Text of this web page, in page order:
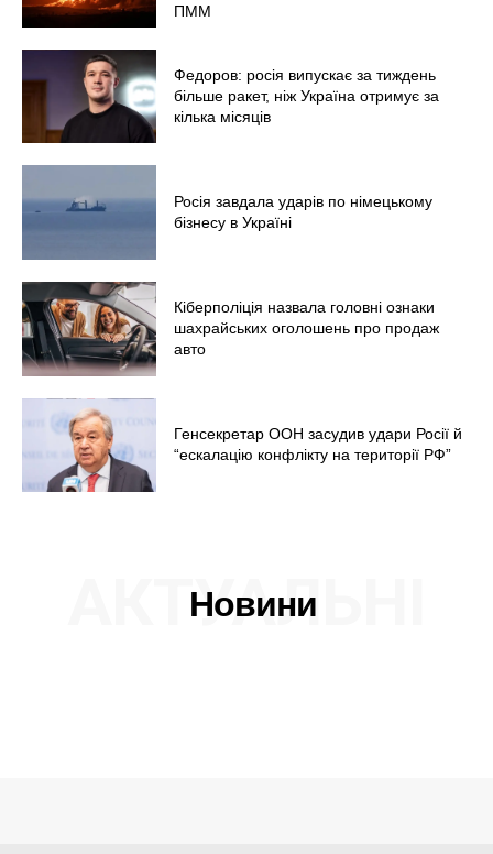
ПММ
Федоров: росія випускає за тиждень
більше ракет, ніж Україна отримує за
кілька місяців
Росія завдала ударів по німецькому
бізнесу в Україні
Кіберполіція назвала головні ознаки
шахрайських оголошень про продаж
авто
Генсекретар ООН засудив удари Росії й
“ескалацію конфлікту на території РФ”
Новини
АКТУАЛЬНІ